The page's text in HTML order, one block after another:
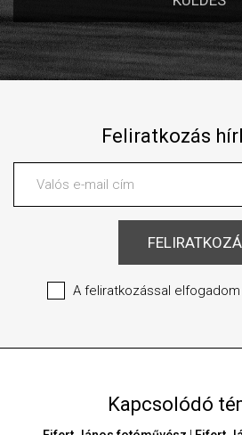
Feliratkozás
A feliratkozással
Kapcsolódó